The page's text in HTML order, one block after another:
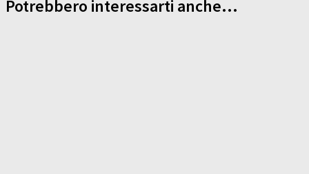
Potrebbero interessarti anche...